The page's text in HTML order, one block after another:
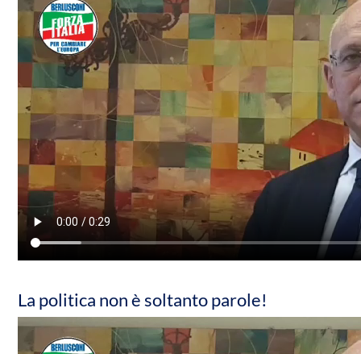
La politica non è soltanto parole!